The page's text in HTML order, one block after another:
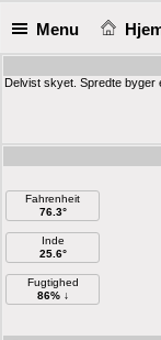
Menu
Delvist skyet. Spredte byger
Fahrenheit
76.3°
Inde
25.6°
Fugtighed
86% ↓